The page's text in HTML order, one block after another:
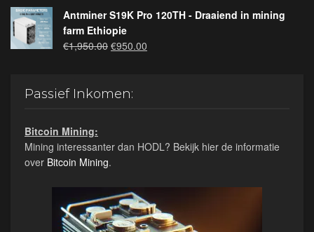
Antminer S19K Pro 120TH - Draaiend in mining
farm Ethiopie
€1,950.00 Oorspronkelijke
€1,950.00.
€950.00
Passief Inkomen:
Bitcoin Mining:
Mining interessanter dan HODL? Bekijk hier de informatie
over Bitcoin Mining.